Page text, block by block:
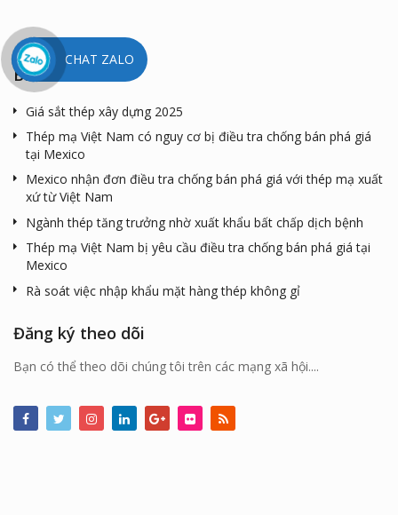
Bài viết mới
Giá sắt thép xây dựng 2025
Thép mạ Việt Nam có nguy cơ bị điều tra chống bán phá giá
tại Mexico
Mexico nhận đơn điều tra chống bán phá giá với thép mạ xuất
xứ từ Việt Nam
Ngành thép tăng trưởng nhờ xuất khẩu bất chấp dịch bệnh
Thép mạ Việt Nam bị yêu cầu điều tra chống bán phá giá tại
Mexico
Rà soát việc nhập khẩu mặt hàng thép không gỉ
Đăng ký theo dõi
Bạn có thể theo dõi chúng tôi trên các mạng xã hội....
CHAT ZALO